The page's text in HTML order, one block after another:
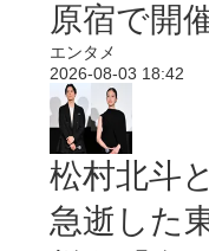
原宿で開
エンタメ
2026-08-03 18:42
松村北斗
急逝した